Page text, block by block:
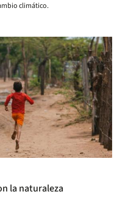
climático.
la naturaleza